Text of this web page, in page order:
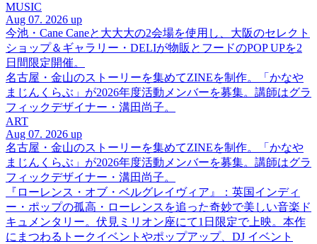
MUSIC
Aug 07. 2026 up
今池・Cane Caneと大大大の2会場を使用し、大阪のセレクト
ショップ＆ギャラリー・DELIが物販とフードのPOP UPを2
日間限定開催。
名古屋・金山のストーリーを集めてZINEを制作。「かなや
まじんくらぶ」が2026年度活動メンバーを募集。講師はグラ
フィックデザイナー・溝田尚子。
ART
Aug 07. 2026 up
名古屋・金山のストーリーを集めてZINEを制作。「かなや
まじんくらぶ」が2026年度活動メンバーを募集。講師はグラ
フィックデザイナー・溝田尚子。
『ローレンス・オブ・ベルグレイヴィア』：英国インディ
ー・ポップの孤高・ローレンスを追った奇妙で美しい音楽ド
キュメンタリー。伏見ミリオン座にて1日限定で上映。本作
にまつわるトークイベントやポップアップ、DJ イベント